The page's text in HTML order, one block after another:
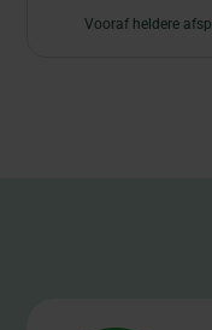
Vooraf heldere